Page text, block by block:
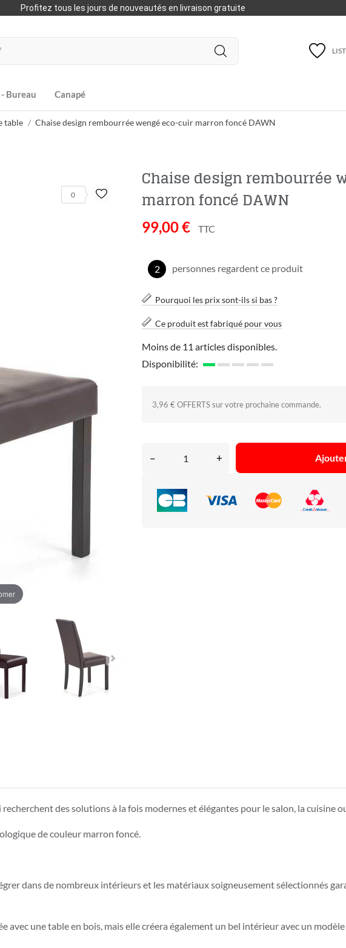
Profitez tous les jours de nouveautés en livraison gratuite
Bureau Canapé
table Chaise design rembourrée wengé eco-cuir marron foncé DAWN
0
Chaise design rembourrée
marron foncé DAWN
99,00 € TTC
2 personnes regardent ce produit
Pourquoi les prix sont-ils si bas ?
Ce produit est fabriqué pour vous
Moins de 11 articles disponibles.
Disponibilité:
3,96 € OFFERTS sur votre prochaine commande.
– +
des solutions à la fois modernes et élégantes pour le salon, la cuisine
de couleur marron foncé.
dans de nombreux intérieurs et les matériaux soigneusement sélectionnés
avec une table en bois, mais elle créera également un bel intérieur avec un